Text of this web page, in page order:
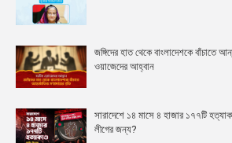
জঙ্গিদের হাত থেকে বাংলাদেশকে বাঁচাতে
ওয়াজেদের আহ্বান
সারাদেশে ১৪ মাসে ৪ হাজার ১৭৭টি
লীগের জন্য?